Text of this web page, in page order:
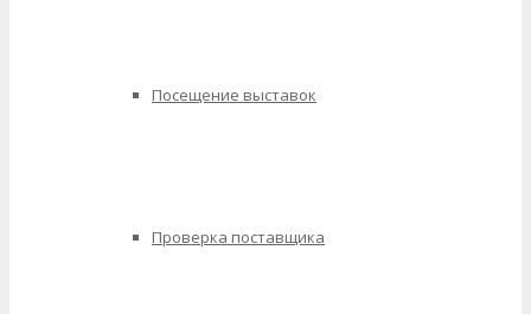
Посещение выставок
Проверка поставщика